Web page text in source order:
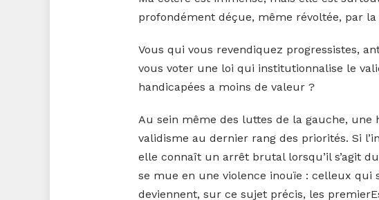
profondément déçue, même révoltée, par
Vous qui vous revendiquez progressistes,
vous voter une loi qui institutionnalise le
handicapées a moins de valeur ?
Au sein même des luttes de la gauche, une
validisme au dernier rang des priorités. Si
elle connaît un arrêt brutal lorsqu’il s’agit
se mue en une violence inouïe : celleux qui
deviennent, sur ce sujet précis, les